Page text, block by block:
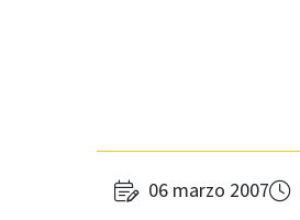
06 marzo 2007